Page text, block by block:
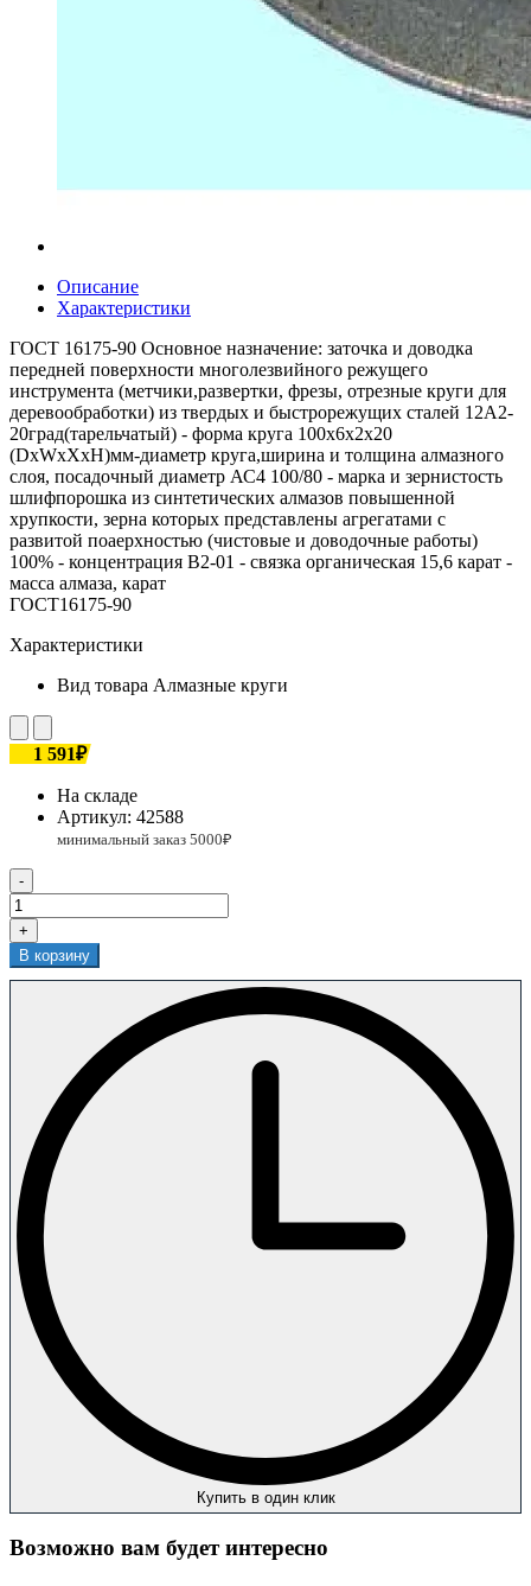
Описание
Характеристики
ГОСТ 16175-90 Основное назначение: заточка и доводка
передней поверхности многолезвийного режущего
инструмента (метчики,развертки, фрезы, отрезные круги для
деревообработки) из твердых и быстрорежущих сталей 12А2-
20град(тарельчатый) - форма круга 100x6x2x20
(DxWxXxH)мм-диаметр круга,ширина и толщина алмазного
слоя, посадочный диаметр АС4 100/80 - марка и зернистость
шлифпорошка из синтетических алмазов повышенной
хрупкости, зерна которых представлены агрегатами с
развитой поаерхностью (чистовые и доводочные работы)
100% - концентрация В2-01 - связка органическая 15,6 карат -
масса алмаза, карат
ГОСТ16175-90
Характеристики
Вид товара Алмазные круги
1 591₽
На складе
Артикул: 42588
-
+
В корзину
Купить в один клик
Возможно вам будет интересно